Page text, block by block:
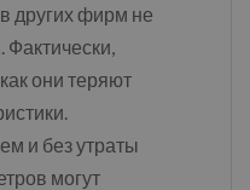
других фирм не
они теряют
и без утраты
могут